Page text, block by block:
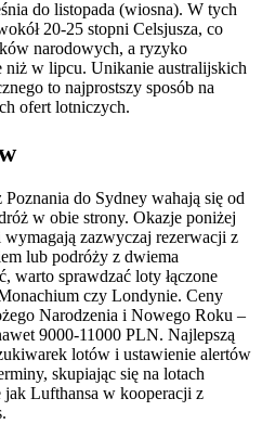
do listopada (wiosna). W tych
20-25 stopni Celsjusza, co
narodowych, a ryzyko
niż w lipcu. Unikanie australijskich
to najprostszy sposób na
ofert lotniczych.
do Sydney wahają się od
w obie strony. Okazje poniżej
zazwyczaj rezerwacji z
lub podróży z dwiema
warto sprawdzać loty łączone
czy Londynie. Ceny
Narodzenia i Nowego Roku –
9000-11000 PLN. Najlepszą
lotów i ustawienie alertów
skupiając się na lotach
jak Lufthansa w kooperacji z